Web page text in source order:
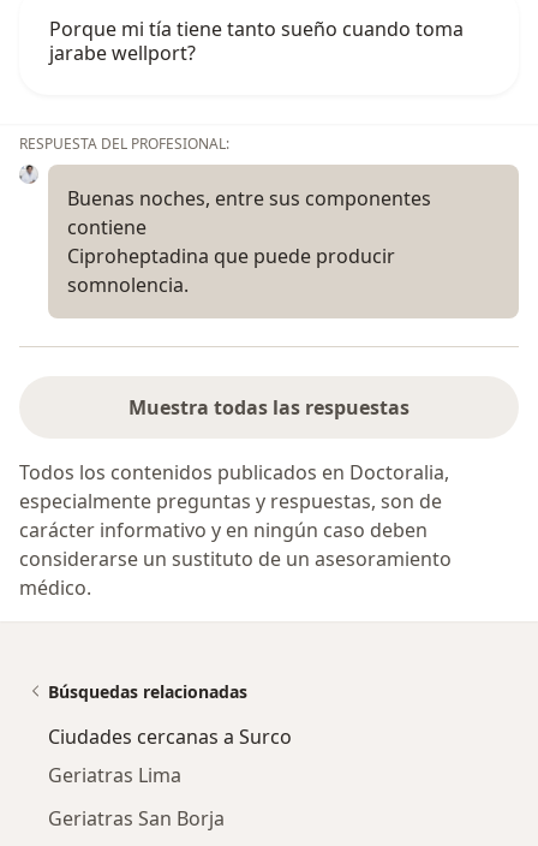
Porque mi tía tiene tanto sueño cuando toma
jarabe wellport?
RESPUESTA DEL PROFESIONAL:
Buenas noches, entre sus componentes
contiene
Ciproheptadina que puede producir
somnolencia.
Muestra todas las respuestas
Todos los contenidos publicados en Doctoralia,
especialmente preguntas y respuestas, son de
carácter informativo y en ningún caso deben
considerarse un sustituto de un asesoramiento
médico.
Búsquedas relacionadas
Ciudades cercanas a Surco
Geriatras Lima
Geriatras San Borja